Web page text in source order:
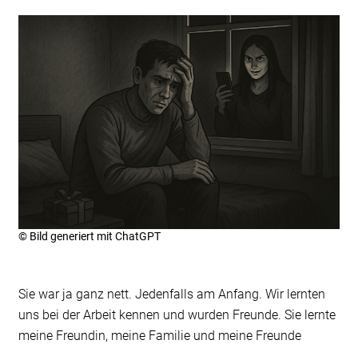
© Bild generiert mit ChatGPT
Sie war ja ganz nett. Jedenfalls am Anfang. Wir lernten
uns bei der Arbeit kennen und wurden Freunde. Sie lernte
meine Freundin, meine Familie und meine Freunde